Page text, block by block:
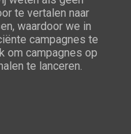
te vertalen naar
waardoor we in
campagnes te
om campagnes op
te lanceren.